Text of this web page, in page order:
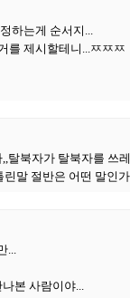
하는게 순서지...
를 제시할테니...ㅉㅉㅉ
탈북자가 탈북자를 쓰
말 절반은 어떤 말인
...
본 사람이야...